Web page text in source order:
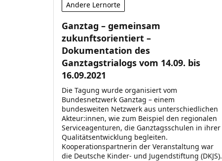
Andere Lernorte
Ganztag – gemeinsam
zukunftsorientiert –
Dokumentation des
Ganztagstrialogs vom 14.09. bis
16.09.2021
Die Tagung wurde organisiert vom
Bundesnetzwerk Ganztag – einem
bundesweiten Netzwerk aus unterschiedlichen
Akteur:innen, wie zum Beispiel den regionalen
Serviceagenturen, die Ganztagsschulen in ihrer
Qualitätsentwicklung begleiten.
Kooperationspartnerin der Veranstaltung war
die Deutsche Kinder- und Jugendstiftung (DKJS).